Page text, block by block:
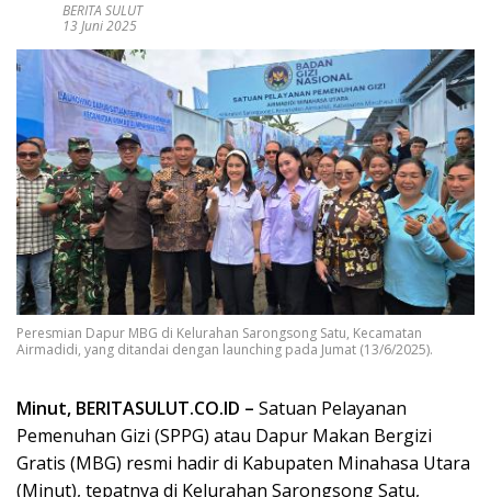
BERITA SULUT
13 Juni 2025
Peresmian Dapur MBG di Kelurahan Sarongsong Satu, Kecamatan
Airmadidi, yang ditandai dengan launching pada Jumat (13/6/2025).
Minut, BERITASULUT.CO.ID – Satuan Pelayanan
Pemenuhan Gizi (SPPG) atau Dapur Makan Bergizi
Gratis (MBG) resmi hadir di Kabupaten Minahasa Utara
(Minut), tepatnya di Kelurahan Sarongsong Satu,